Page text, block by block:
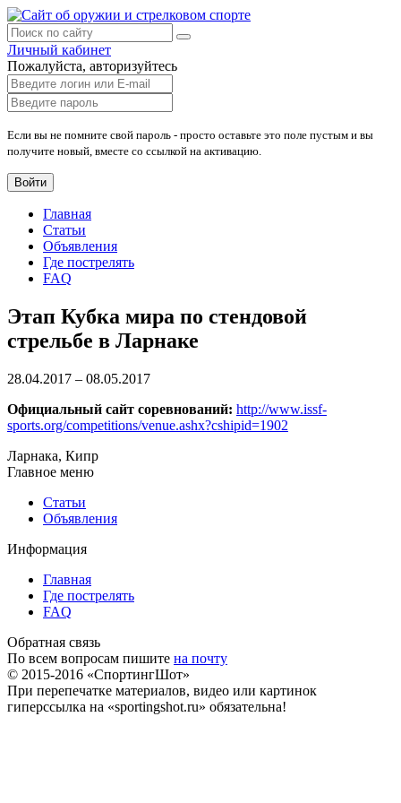
Личный кабинет
Пожалуйста, авторизуйтесь
Если вы не помните свой пароль - просто оставьте это поле пустым и вы
получите новый, вместе со ссылкой на активацию.
Войти
Главная
Статьи
Объявления
Где пострелять
FAQ
Этап Кубка мира по стендовой
стрельбе в Ларнаке
28.04.2017 – 08.05.2017
Официальный сайт соревнований: http://www.issf-
sports.org/competitions/venue.ashx?cshipid=1902
Ларнака, Кипр
Главное меню
Статьи
Объявления
Информация
Главная
Где пострелять
FAQ
Обратная связь
По всем вопросам пишите на почту
© 2015-2016 «СпортингШот»
При перепечатке материалов, видео или картинок
гиперссылка на «sportingshot.ru» обязательна!